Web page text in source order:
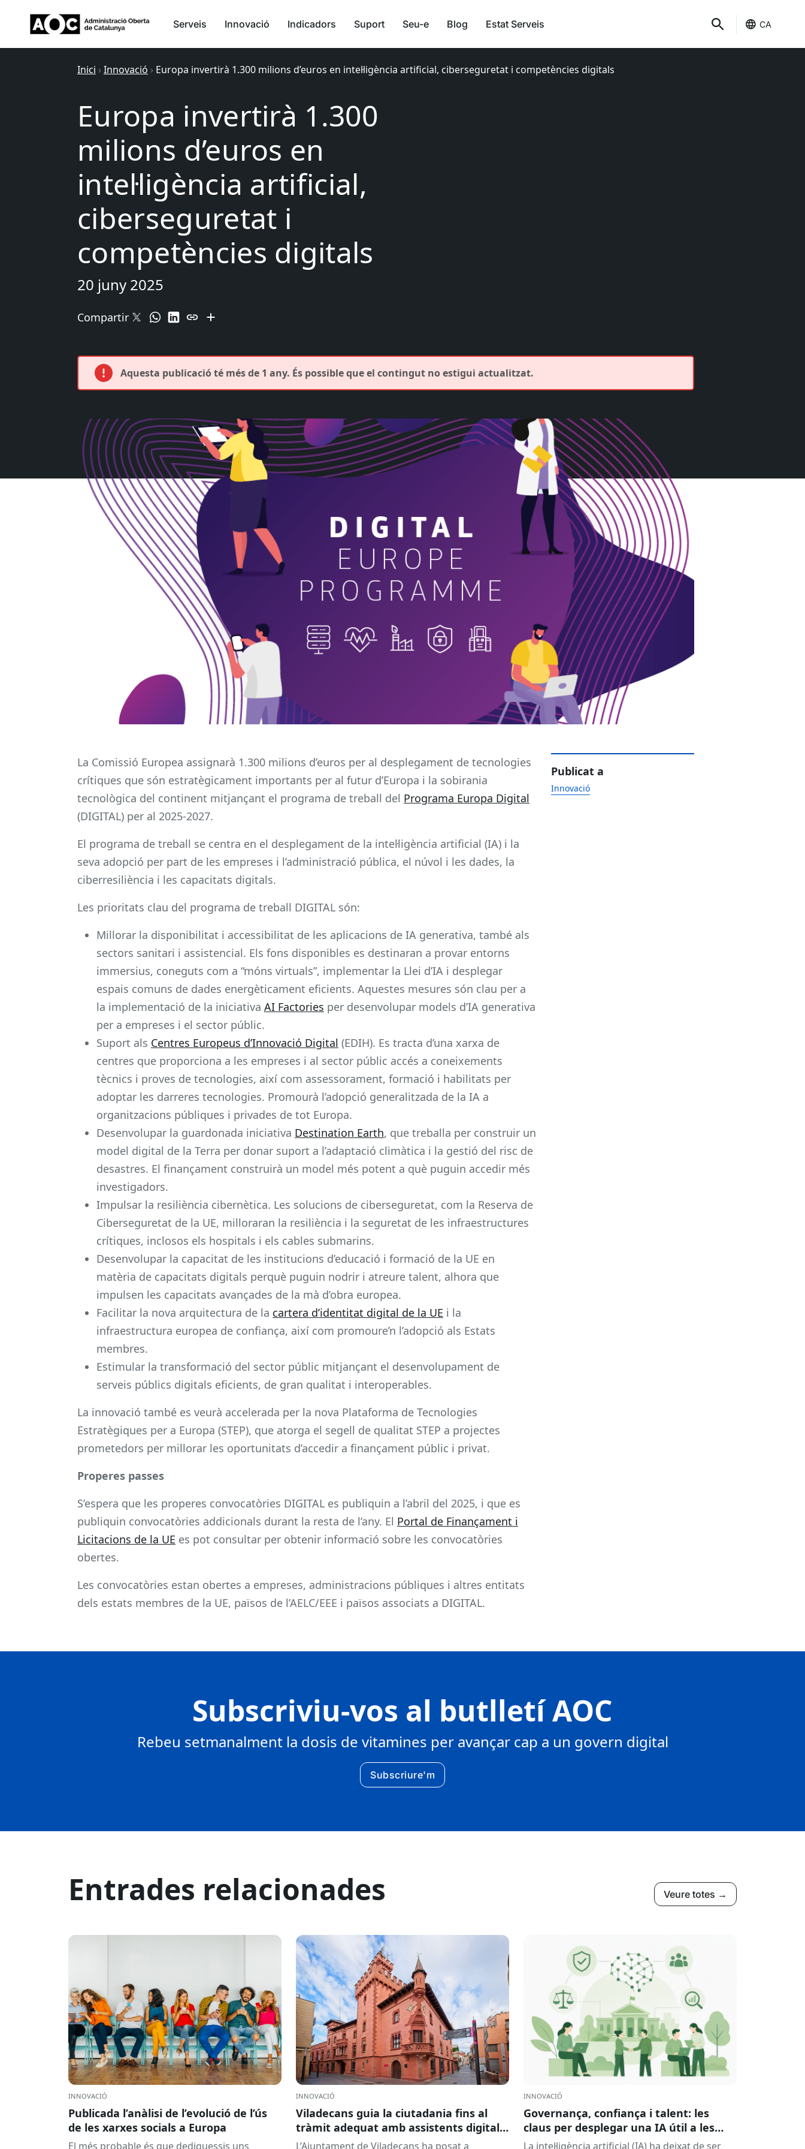
Serveis Innovació Indicadors Suport Seu-e Blog Estat Serveis CA
Inici › Innovació › Europa invertirà 1.300 milions d’euros en intel·ligència artificial, ciberseguretat i competències digitals
Europa invertirà 1.300
milions d’euros en
intel·ligència artificial,
ciberseguretat i
competències digitals
20 juny 2025
Compartir
Aquesta publicació té més de 1 any. És possible que el contingut no estigui actualitzat.
La Comissió Europea assignarà 1.300 milions d’euros per al desplegament de tecnologies
crítiques que són estratègicament importants per al futur d’Europa i la sobirania
tecnològica del continent mitjançant el programa de treball del Programa Europa Digital
(DIGITAL) per al 2025-2027.
El programa de treball se centra en el desplegament de la intel·ligència artificial (IA) i la
seva adopció per part de les empreses i l’administració pública, el núvol i les dades, la
ciberresiliència i les capacitats digitals.
Les prioritats clau del programa de treball DIGITAL són:
Millorar la disponibilitat i accessibilitat de les aplicacions de IA generativa, també als
sectors sanitari i assistencial. Els fons disponibles es destinaran a provar entorns
immersius, coneguts com a “móns ​​virtuals”, implementar la Llei d’IA i desplegar
espais comuns de dades energèticament eficients. Aquestes mesures són clau per a
la implementació de la iniciativa AI Factories per desenvolupar models d’IA generativa
per a empreses i el sector públic.
Suport als Centres Europeus d’Innovació Digital (EDIH). Es tracta d’una xarxa de
centres que proporciona a les empreses i al sector públic accés a coneixements
tècnics i proves de tecnologies, així com assessorament, formació i habilitats per
adoptar les darreres tecnologies. Promourà l’adopció generalitzada de la IA a
organitzacions públiques i privades de tot Europa.
Desenvolupar la guardonada iniciativa Destination Earth, que treballa per construir un
model digital de la Terra per donar suport a l’adaptació climàtica i la gestió del risc de
desastres. El finançament construirà un model més potent a què puguin accedir més
investigadors.
Impulsar la resiliència cibernètica. Les solucions de ciberseguretat, com la Reserva de
Ciberseguretat de la UE, milloraran la resiliència i la seguretat de les infraestructures
crítiques, inclosos els hospitals i els cables submarins.
Desenvolupar la capacitat de les institucions d’educació i formació de la UE en
matèria de capacitats digitals perquè puguin nodrir i atreure talent, alhora que
impulsen les capacitats avançades de la mà d’obra europea.
Facilitar la nova arquitectura de la cartera d’identitat digital de la UE i la
infraestructura europea de confiança, així com promoure’n l’adopció als Estats
membres.
Estimular la transformació del sector públic mitjançant el desenvolupament de
serveis públics digitals eficients, de gran qualitat i interoperables.
La innovació també es veurà accelerada per la nova Plataforma de Tecnologies
Estratègiques per a Europa (STEP), que atorga el segell de qualitat STEP a projectes
prometedors per millorar les oportunitats d’accedir a finançament públic i privat.
Properes passes
S’espera que les properes convocatòries DIGITAL es publiquin a l’abril del 2025, i que es
publiquin convocatòries addicionals durant la resta de l’any. El Portal de Finançament i
Licitacions de la UE es pot consultar per obtenir informació sobre les convocatòries
obertes.
Les convocatòries estan obertes a empreses, administracions públiques i altres entitats
dels estats membres de la UE, països de l’AELC/EEE i països associats a DIGITAL.
Publicat a
Innovació
Subscriviu-vos al butlletí AOC
Rebeu setmanalment la dosis de vitamines per avançar cap a un govern digital
Subscriure'm
Entrades relacionades Veure totes →
INNOVACIÓ
Publicada l’anàlisi de l’evolució de l’ús
de les xarxes socials a Europa
El més probable és que dediquessis uns
INNOVACIÓ
Viladecans guia la ciutadania fins al
tràmit adequat amb assistents digitals:
DigiCanvis
L’Ajuntament de Viladecans ha posat a
INNOVACIÓ
Governança, confiança i talent: les
claus per desplegar una IA útil a les
administracions
La intel·ligència artificial (IA) ha deixat de ser